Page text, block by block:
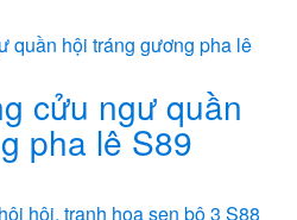
cửu ngư quần
pha lê S89